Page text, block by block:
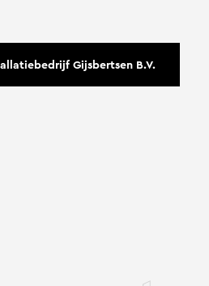
Gijsbertsen B.V.